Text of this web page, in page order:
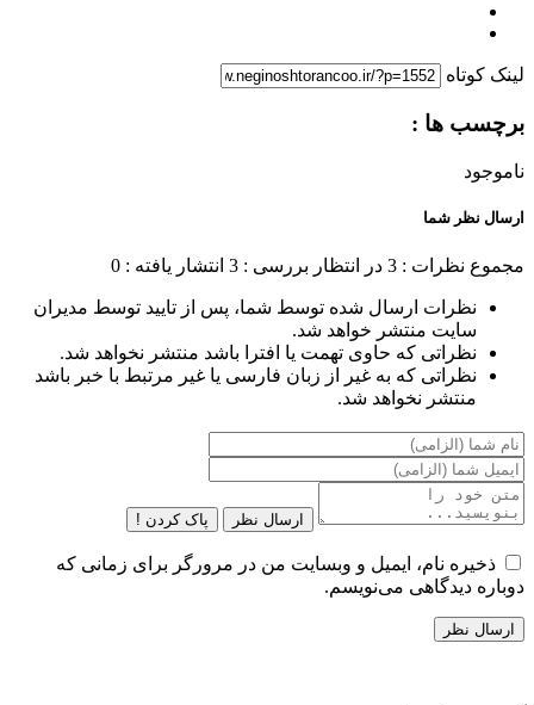
لینک کوتاه
برچسب ها :
ناموجود
ارسال نظر شما
مجموع نظرات : 3 در انتظار بررسی : 3 انتشار یافته : 0
نظرات ارسال شده توسط شما، پس از تایید توسط مدیران
سایت منتشر خواهد شد.
نظراتی که حاوی تهمت یا افترا باشد منتشر نخواهد شد.
نظراتی که به غیر از زبان فارسی یا غیر مرتبط با خبر باشد
منتشر نخواهد شد.
ارسال نظر پاک کردن !
ذخیره نام، ایمیل و وبسایت من در مرورگر برای زمانی که
دوباره دیدگاهی می‌نویسم.